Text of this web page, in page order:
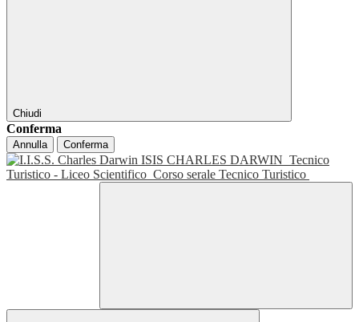
Chiudi
Conferma
Annulla Conferma
ISIS CHARLES DARWIN Tecnico
Turistico - Liceo Scientifico Corso serale Tecnico Turistico